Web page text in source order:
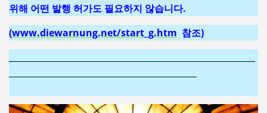
위해 어떤 발행 허가도 필요하지 않습니다.
(www.diewarnung.net/start_g.htm 참조)